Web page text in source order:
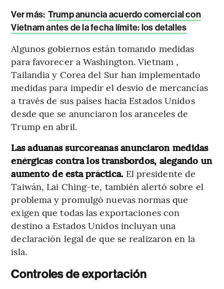
Ver más: Trump anuncia acuerdo comercial con
Vietnam antes de la fecha límite: los detalles
Algunos gobiernos están tomando medidas
para favorecer a Washington. Vietnam ,
Tailandia y Corea del Sur han implementado
medidas para impedir el desvío de mercancías
a través de sus países hacia Estados Unidos
desde que se anunciaron los aranceles de
Trump en abril.
Las aduanas surcoreanas anunciaron medidas
enérgicas contra los transbordos, alegando un
aumento de esta práctica. El presidente de
Taiwán, Lai Ching-te, también alertó sobre el
problema y promulgó nuevas normas que
exigen que todas las exportaciones con
destino a Estados Unidos incluyan una
declaración legal de que se realizaron en la
isla.
Controles de exportación